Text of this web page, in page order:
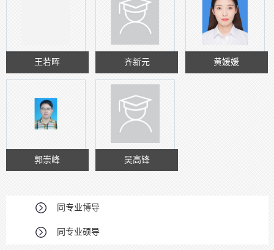
王若晖 齐新元 黄媛媛
郭崇峰 吴高锋
同专业博导
同专业硕导